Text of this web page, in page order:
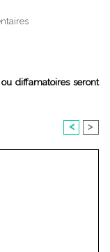
diffamatoires seront
< >